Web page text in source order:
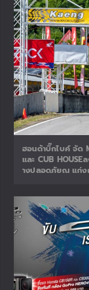
ฮอนด้าบิ๊กไบค์ จัด
และ CUB
างปลอดภัยณ แก่ง